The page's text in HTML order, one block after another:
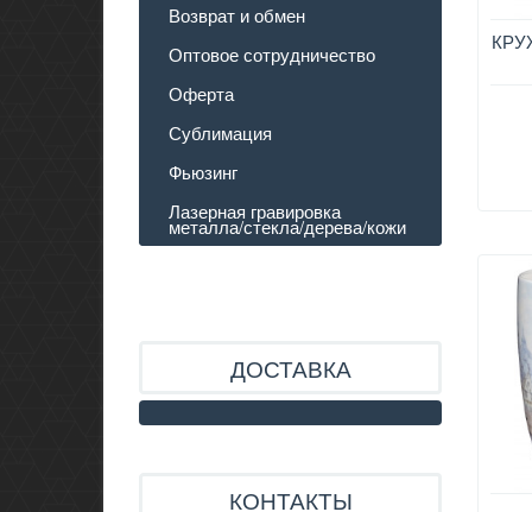
Возврат и обмен
Оптовое сотрудничество
Оферта
Сублимация
Фьюзинг
Лазерная гравировка
металла/стекла/дерева/кожи
ДОСТАВКА
КОНТАКТЫ